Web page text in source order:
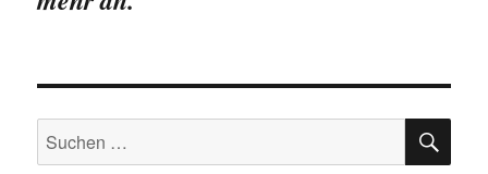
Suchen
nach: